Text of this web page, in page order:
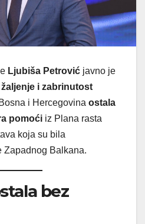
Ljubiša Petrović javno je
i zabrinutost
i Hercegovina ostala
pomoći iz Plana rasta
koja su bila
Zapadnog Balkana.
bez